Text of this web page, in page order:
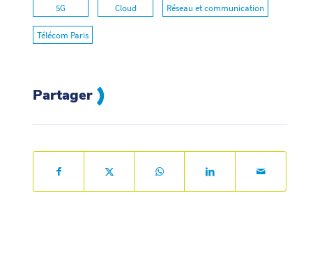
5G Cloud Réseau et communication
Télécom Paris
Partager